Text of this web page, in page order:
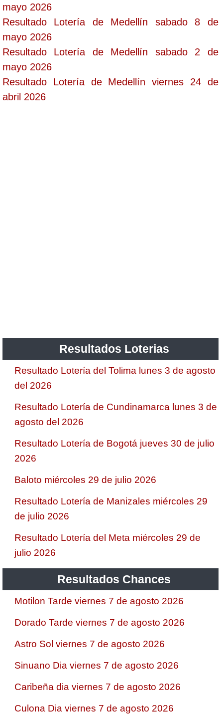
mayo 2026
Resultado Lotería de Medellín sabado 8 de
mayo 2026
Resultado Lotería de Medellín sabado 2 de
mayo 2026
Resultado Lotería de Medellín viernes 24 de
abril 2026
Resultados Loterias
Resultado Lotería del Tolima lunes 3 de agosto
del 2026
Resultado Lotería de Cundinamarca lunes 3 de
agosto del 2026
Resultado Lotería de Bogotá jueves 30 de julio
2026
Baloto miércoles 29 de julio 2026
Resultado Lotería de Manizales miércoles 29
de julio 2026
Resultado Lotería del Meta miércoles 29 de
julio 2026
Resultados Chances
Motilon Tarde viernes 7 de agosto 2026
Dorado Tarde viernes 7 de agosto 2026
Astro Sol viernes 7 de agosto 2026
Sinuano Dia viernes 7 de agosto 2026
Caribeña dia viernes 7 de agosto 2026
Culona Dia viernes 7 de agosto 2026